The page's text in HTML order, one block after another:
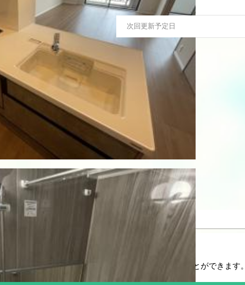
年7月31日 次回更新予定日
端数切り上げ）したものです。
お電話でもお気軽にお問い合わせください。
の物件番号をお伝えいただくとスムーズに対応することができます。